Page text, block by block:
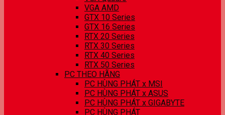
VGA AMD
GTX 10 Series
GTX 16 Series
RTX 20 Series
RTX 30 Series
RTX 40 Series
RTX 50 Series
PC THEO HÃNG
PC HÙNG PHÁT x MSI
PC HÙNG PHÁT x ASUS
PC HÙNG PHÁT x GIGABYTE
PC HÙNG PHÁT